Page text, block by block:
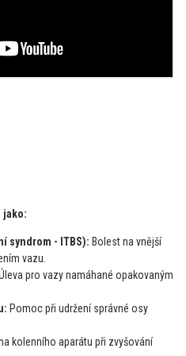
jako:
syndrom - ITBS): Bolest na vnější
vazu.
pro vazy namáhané opakovaným
Pomoc při udržení správné osy
kolenního aparátu při zvyšování